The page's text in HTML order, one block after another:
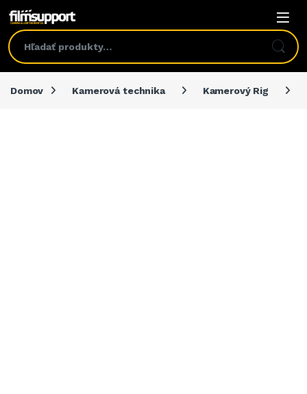
Domov Kamerová technika Kamerový Rig